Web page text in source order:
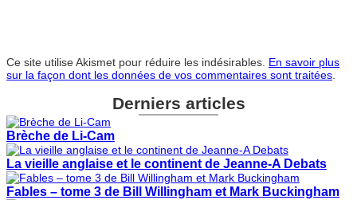
Ce site utilise Akismet pour réduire les indésirables. En savoir plus
sur la façon dont les données de vos commentaires sont traitées.
Derniers articles
Brèche de Li-Cam
La vieille anglaise et le continent de Jeanne-A Debats
Fables – tome 3 de Bill Willingham et Mark Buckingham